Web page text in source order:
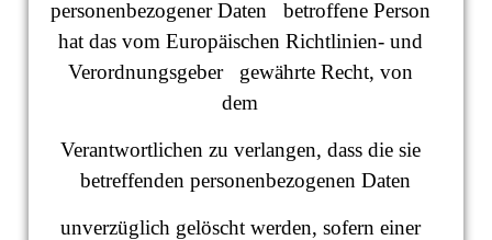
personenbezogener Daten betroffene Person
hat das vom Europäischen Richtlinien- und
Verordnungsgeber gewährte Recht, von
dem
Verantwortlichen zu verlangen, dass die sie
betreffenden personenbezogenen Daten
unverzüglich gelöscht werden, sofern einer